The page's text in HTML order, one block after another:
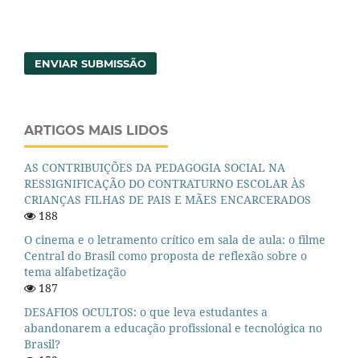
ENVIAR SUBMISSÃO
ARTIGOS MAIS LIDOS
AS CONTRIBUIÇÕES DA PEDAGOGIA SOCIAL NA
RESSIGNIFICAÇÃO DO CONTRATURNO ESCOLAR ÀS
CRIANÇAS FILHAS DE PAIS E MÃES ENCARCERADOS
188
O cinema e o letramento crítico em sala de aula: o filme
Central do Brasil como proposta de reflexão sobre o
tema alfabetização
187
DESAFIOS OCULTOS: o que leva estudantes a
abandonarem a educação profissional e tecnológica no
Brasil?